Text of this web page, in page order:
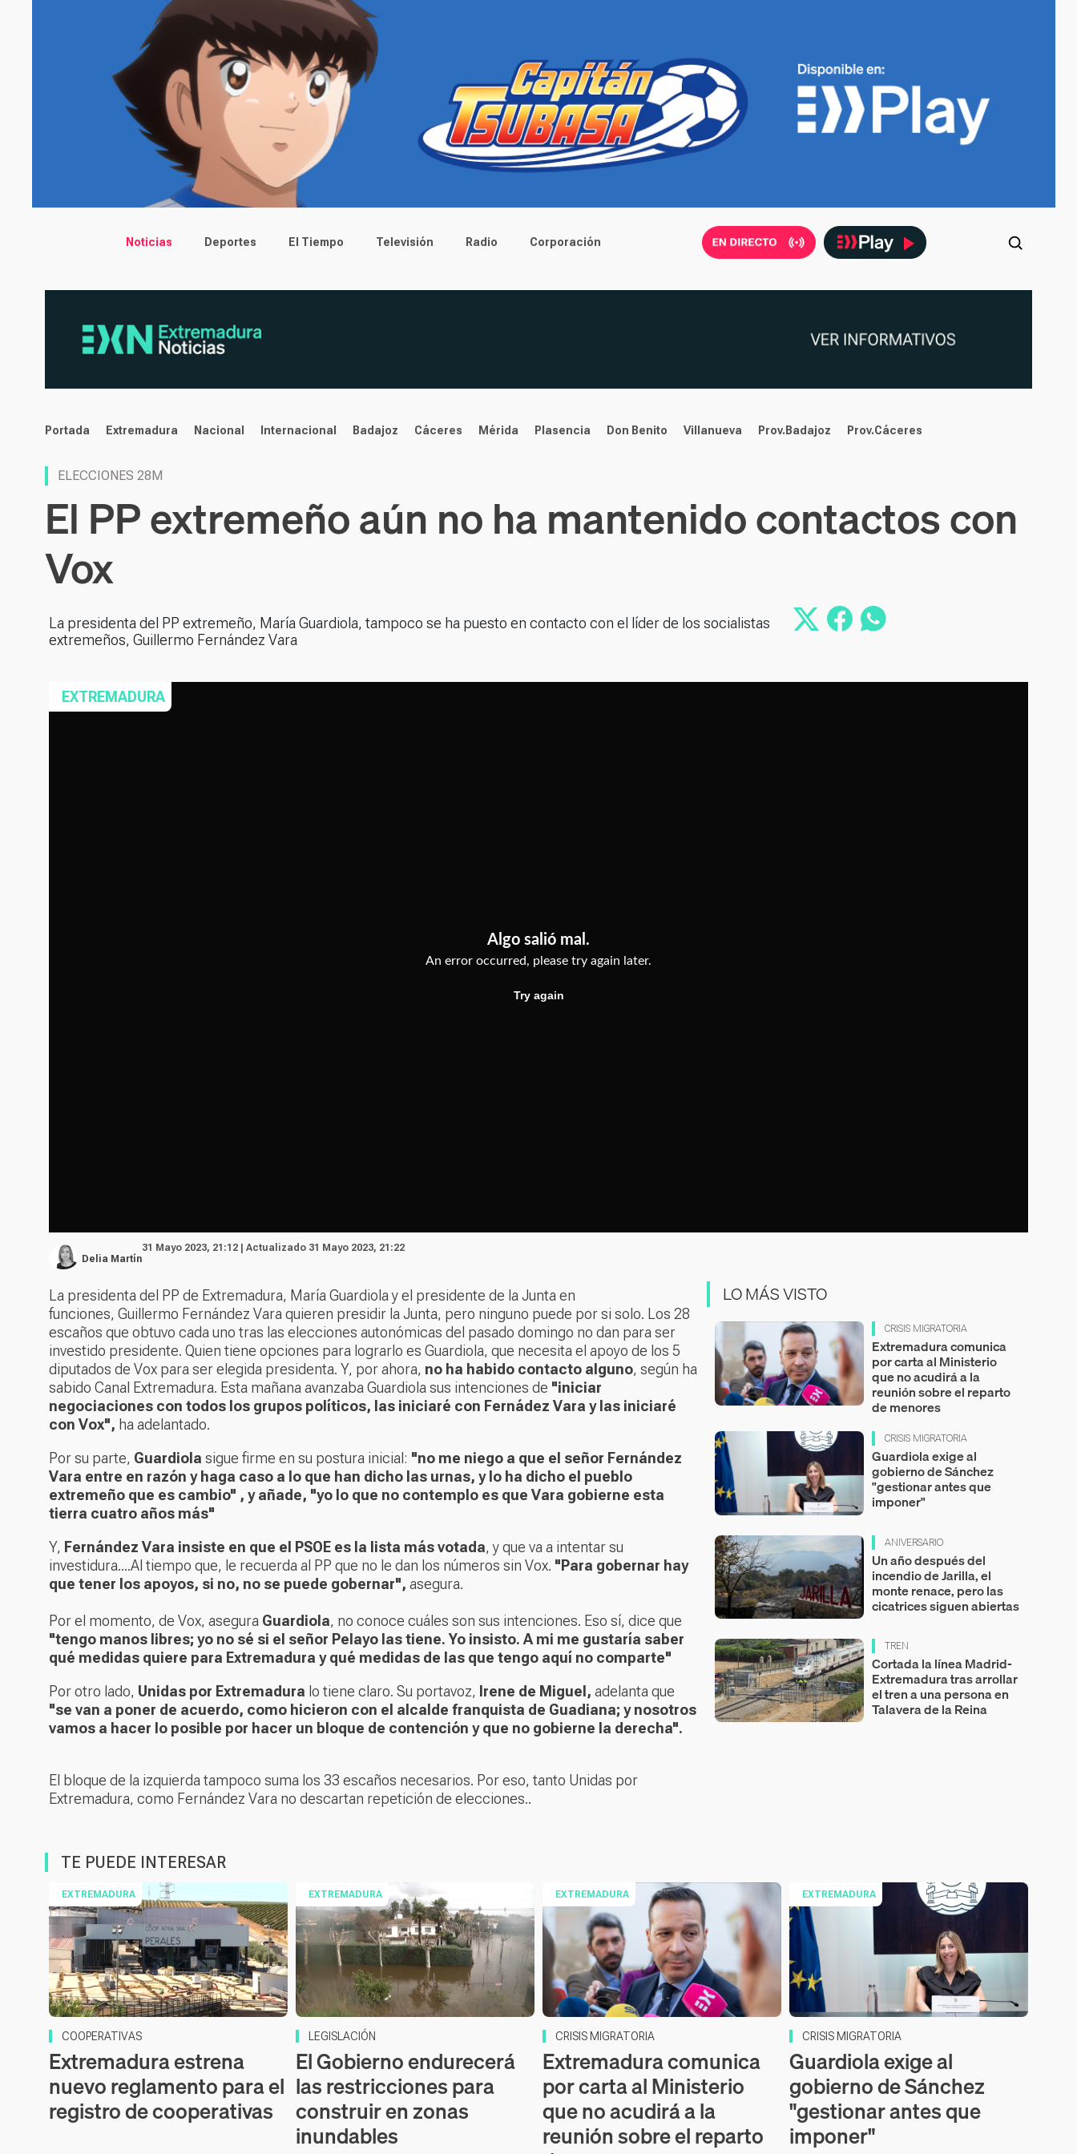
Main menu
Noticias Deportes El Tiempo Televisión Radio Corporación
noticias
Portada Extremadura Nacional Internacional Badajoz Cáceres Mérida Plasencia Don Benito Villanueva Prov.Badajoz Prov.Cáceres
ELECCIONES 28M
El PP extremeño aún no ha mantenido contactos con
Vox
La presidenta del PP extremeño, María Guardiola, tampoco se ha puesto en contacto con el líder de los socialistas
extremeños, Guillermo Fernández Vara
EXTREMADURA
Delia Martín
31 Mayo 2023, 21:12 | Actualizado 31 Mayo 2023, 21:22
La presidenta del PP de Extremadura, María Guardiola y el presidente de la Junta en
funciones, Guillermo Fernández Vara quieren presidir la Junta, pero ninguno puede por si solo. Los 28
escaños que obtuvo cada uno tras las elecciones autonómicas del pasado domingo no dan para ser
investido presidente. Quien tiene opciones para lograrlo es Guardiola, que necesita el apoyo de los 5
diputados de Vox para ser elegida presidenta. Y, por ahora, no ha habido contacto alguno, según ha
sabido Canal Extremadura. Esta mañana avanzaba Guardiola sus intenciones de "iniciar
negociaciones con todos los grupos políticos, las iniciaré con Fernádez Vara y las iniciaré
con Vox", ha adelantado.
Por su parte, Guardiola sigue firme en su postura inicial: "no me niego a que el señor Fernández
Vara entre en razón y haga caso a lo que han dicho las urnas, y lo ha dicho el pueblo
extremeño que es cambio" , y añade, "yo lo que no contemplo es que Vara gobierne esta
tierra cuatro años más"
Y, Fernández Vara insiste en que el PSOE es la lista más votada, y que va a intentar su
investidura....Al tiempo que, le recuerda al PP que no le dan los números sin Vox. "Para gobernar hay
que tener los apoyos, si no, no se puede gobernar", asegura.
Por el momento, de Vox, asegura Guardiola, no conoce cuáles son sus intenciones. Eso sí, dice que
"tengo manos libres; yo no sé si el señor Pelayo las tiene. Yo insisto. A mi me gustaría saber
qué medidas quiere para Extremadura y qué medidas de las que tengo aquí no comparte"
Por otro lado, Unidas por Extremadura lo tiene claro. Su portavoz, Irene de Miguel, adelanta que
"se van a poner de acuerdo, como hicieron con el alcalde franquista de Guadiana; y nosotros
vamos a hacer lo posible por hacer un bloque de contención y que no gobierne la derecha".
El bloque de la izquierda tampoco suma los 33 escaños necesarios. Por eso, tanto Unidas por
Extremadura, como Fernández Vara no descartan repetición de elecciones..
LO MÁS VISTO
CRISIS MIGRATORIA
Extremadura comunica
por carta al Ministerio
que no acudirá a la
reunión sobre el reparto
de menores
CRISIS MIGRATORIA
Guardiola exige al
gobierno de Sánchez
"gestionar antes que
imponer"
ANIVERSARIO
Un año después del
incendio de Jarilla, el
monte renace, pero las
cicatrices siguen abiertas
TREN
Cortada la línea Madrid-
Extremadura tras arrollar
el tren a una persona en
Talavera de la Reina
TE PUEDE INTERESAR
EXTREMADURA
COOPERATIVAS
Extremadura estrena
nuevo reglamento para el
registro de cooperativas
EXTREMADURA
LEGISLACIÓN
El Gobierno endurecerá
las restricciones para
construir en zonas
inundables
EXTREMADURA
CRISIS MIGRATORIA
Extremadura comunica
por carta al Ministerio
que no acudirá a la
reunión sobre el reparto
EXTREMADURA
CRISIS MIGRATORIA
Guardiola exige al
gobierno de Sánchez
"gestionar antes que
imponer"